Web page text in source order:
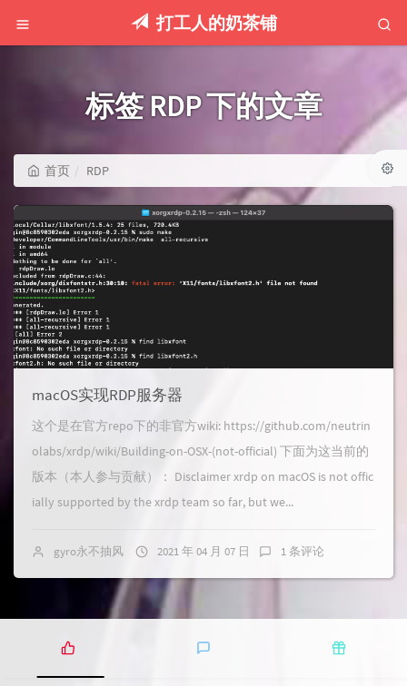
打工人的奶茶铺
标签 RDP 下的文章
首页 RDP
macOS实现RDP服务器
这个是在官方repo下的非官方wiki: https://github.com/neutrin
olabs/xrdp/wiki/Building-on-OSX-(not-official) 下面为这当前的
版本（本人参与贡献）： Disclaimer xrdp on macOS is not offic
ially supported by the xrdp team so far, but we...
gyro永不抽风 2021 年 04 月 07 日 1 条评论
热